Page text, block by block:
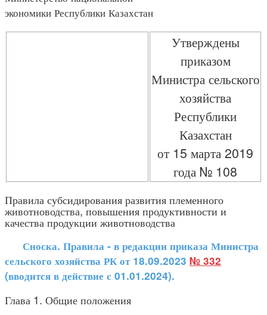
экономики Республики Казахстан
Утверждены
приказом
Министра сельского
хозяйства
Республики
Казахстан
от 15 марта 2019
года № 108
Правила субсидирования развития племенного
животноводства, повышения продуктивности и
качества продукции животноводства
Сноска. Правила - в редакции приказа Министра
сельского хозяйства РК от 18.09.2023 № 332
(вводится в действие с 01.01.2024).
Глава 1. Общие положения